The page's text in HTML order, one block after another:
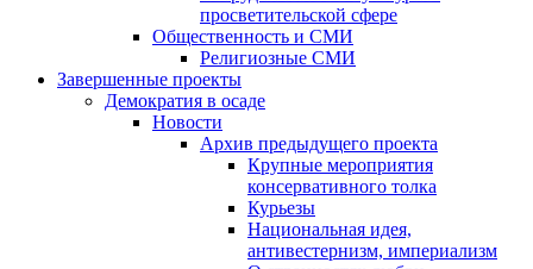
просветительской сфере
Общественность и СМИ
Религиозные СМИ
Завершенные проекты
Демократия в осаде
Новости
Архив предыдущего проекта
Крупные мероприятия
консервативного толка
Курьезы
Национальная идея,
антивестернизм, империализм